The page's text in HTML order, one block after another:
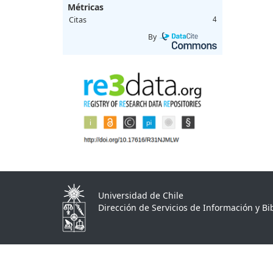
Métricas
Citas 4
By
Universidad de Chile
Dirección de Servicios de Información y